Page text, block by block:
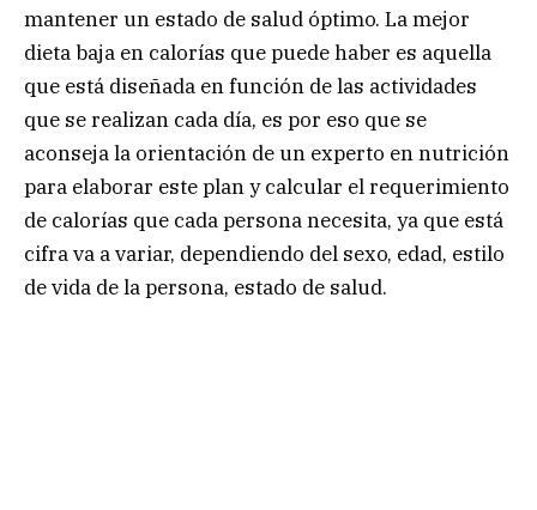
mantener un estado de salud óptimo. La mejor
dieta baja en calorías que puede haber es aquella
que está diseñada en función de las actividades
que se realizan cada día, es por eso que se
aconseja la orientación de un experto en nutrición
para elaborar este plan y calcular el requerimiento
de calorías que cada persona necesita, ya que está
cifra va a variar, dependiendo del sexo, edad, estilo
de vida de la persona, estado de salud.